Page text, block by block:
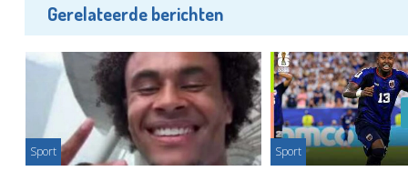
Gerelateerde berichten
Sport Sport